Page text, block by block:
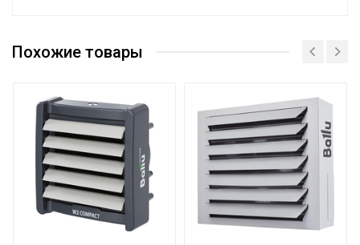
(расход)
(брутто)
Нагрев воздуха (дельта
температуры)
12
Высота упаковки товара
35.5
Гарантийный документ
Гарантийный талон
Глубина упаковки товара
64
Сертификат
Похожие товары